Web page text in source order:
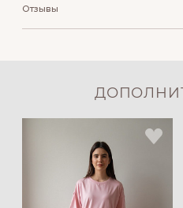
Отзывы